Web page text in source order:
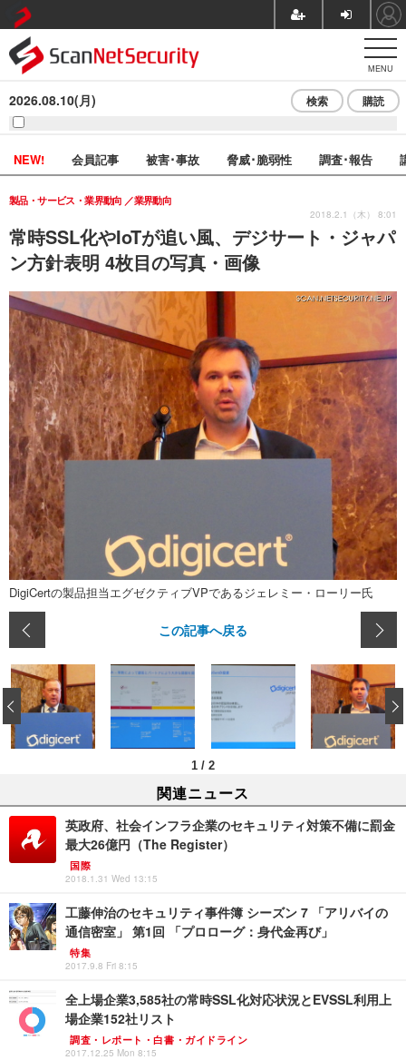
MENU
2026.08.10(月) 検索 購読
NEW! 会員記事 被害･事故 脅威･脆弱性 調査･報告
常時SSL化やIoTが追い風、デジサート・ジャパ
ン方針表明 4枚目の写真・画像
製品・サービス・業界動向 業界動向
2018.2.1（木） 8:01
DigiCertの製品担当エグゼクティブVPであるジェレミー・ローリー氏
この記事へ戻る
1 / 2
‹
関連ニュース
英政府、社会インフラ企業のセキュリティ対策不備に罰金
最大26億円（The Register）
国際
2018.1.31 Wed 13:15
工藤伸治のセキュリティ事件簿 シーズン 7 「アリバイの
通信密室」 第1回 「プロローグ：身代金再び」
特集
2017.9.8 Fri 8:15
全上場企業3,585社の常時SSL化対応状況とEVSSL利用上
場企業152社リスト
調査・レポート・白書・ガイドライン
2017.12.25 Mon 8:15